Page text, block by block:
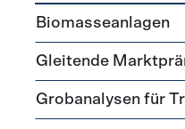
Förderprogramme
Biomasseanlagen
Gleitende
Grobanalysen für